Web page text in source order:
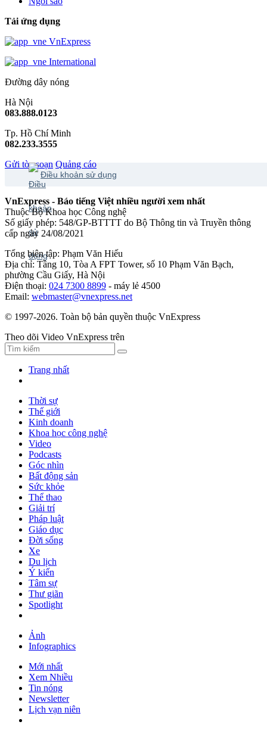
Tải ứng dụng
VnExpress
International
Đường dây nóng
Hà Nội
083.888.0123
Tp. Hồ Chí Minh
082.233.3555
Gửi tòa soạn Quảng cáo
Điều khoản sử dụng
VnExpress - Báo tiếng Việt nhiều người xem nhất
Thuộc Bộ Khoa học Công nghệ
Số giấy phép: 548/GP-BTTTT do Bộ Thông tin và Truyền thông
cấp ngày 24/08/2021
Tổng biên tập: Phạm Văn Hiếu
Địa chỉ: Tầng 10, Tòa A FPT Tower, số 10 Phạm Văn Bạch,
phường Cầu Giấy, Hà Nội
Điện thoại: 024 7300 8899 - máy lẻ 4500
Email: webmaster@vnexpress.net
© 1997-2026. Toàn bộ bản quyền thuộc VnExpress
Theo dõi Video VnExpress trên
Trang nhất
Thời sự
Thế giới
Kinh doanh
Khoa học công nghệ
Video
Podcasts
Góc nhìn
Bất động sản
Sức khỏe
Thể thao
Giải trí
Pháp luật
Giáo dục
Đời sống
Xe
Du lịch
Ý kiến
Tâm sự
Thư giãn
Spotlight
Ảnh
Infographics
Mới nhất
Xem Nhiều
Tin nóng
Newsletter
Lịch vạn niên